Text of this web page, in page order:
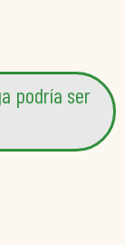
podría ser